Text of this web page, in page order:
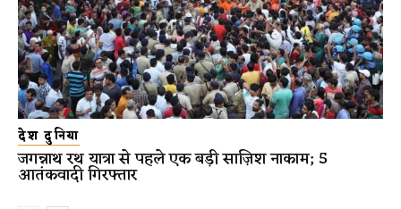
देश दुनिया
जगन्नाथ रथ यात्रा से पहले एक बड़ी साज़िश नाकाम; 5
आतंकवादी गिरफ्तार